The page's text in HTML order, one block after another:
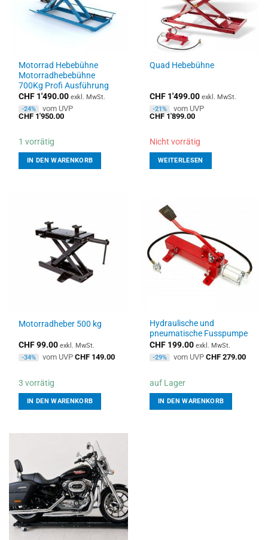
Motorrad Hebebühne
Motorradhebebühne
700Kg Profi Ausführung
CHF 1'490.00 exkl. MwSt.
-24%
vom UVP
CHF 1'950.00
1 vorrätig
IN DEN WARENKORB
Quad Hebebühne
CHF 1'499.00 exkl. MwSt.
-21%
vom UVP
CHF 1'899.00
Nicht vorrätig
WEITERLESEN
Motorradheber 500 kg
CHF99.00 exkl. MwSt.
-34%
vom UVPCHF 149.00
3 vorrätig
IN DEN WARENKORB
Hydraulische und
pneumatische Fusspumpe
CHF 199.00 exkl. MwSt.
-29%
vom UVPCHF 279.00
auf Lager
IN DEN WARENKORB